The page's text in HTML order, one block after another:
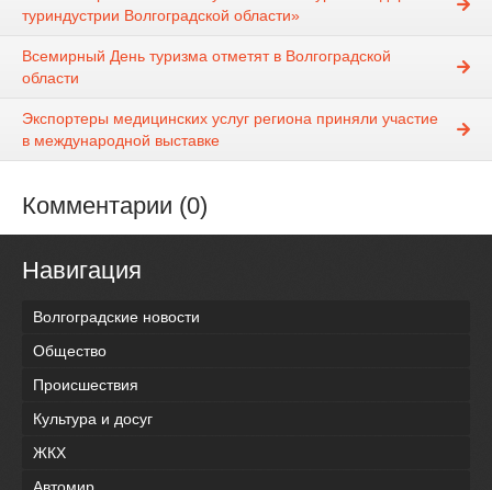
туриндустрии Волгоградской области»
Всемирный День туризма отметят в Волгоградской
области
Экспортеры медицинских услуг региона приняли участие
в международной выставке
Комментарии (0)
Навигация
Волгоградские новости
Общество
Происшествия
Культура и досуг
ЖКХ
Автомир